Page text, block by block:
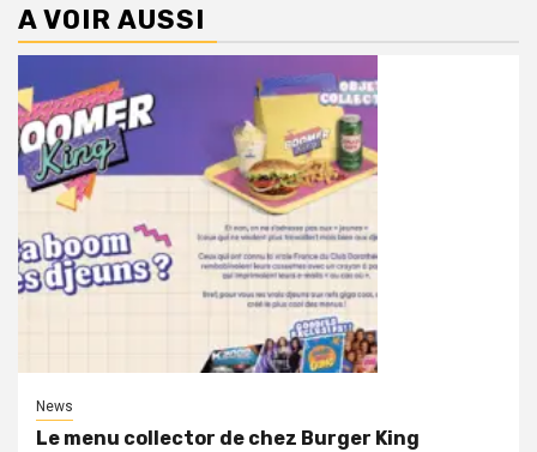
A VOIR AUSSI
News
Le menu collector de chez Burger King